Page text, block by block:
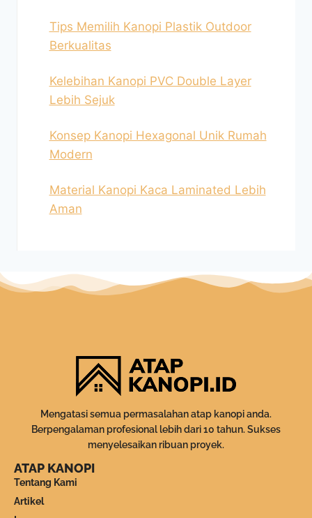
Tips Memilih Kanopi Plastik Outdoor
Berkualitas
Kelebihan Kanopi PVC Double Layer
Lebih Sejuk
Konsep Kanopi Hexagonal Unik Rumah
Modern
Material Kanopi Kaca Laminated Lebih
Aman
Mengatasi semua permasalahan atap kanopi anda.
Berpengalaman profesional lebih dari 10 tahun. Sukses
menyelesaikan ribuan proyek.
ATAP KANOPI
Tentang Kami
Artikel